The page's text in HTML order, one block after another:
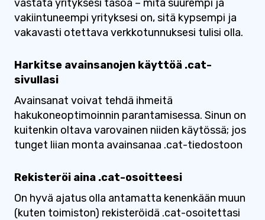
vastata yrityksesi tasoa – mitä suurempi ja
vakiintuneempi yrityksesi on, sitä kypsempi ja
vakavasti otettava verkkotunnuksesi tulisi olla.
Harkitse avainsanojen käyttöä .cat-
sivullasi
Avainsanat voivat tehdä ihmeitä
hakukoneoptimoinnin parantamisessa. Sinun on
kuitenkin oltava varovainen niiden käytössä; jos
tunget liian monta avainsanaa .cat-tiedostoon
Rekisteröi aina .cat-osoitteesi
On hyvä ajatus olla antamatta kenenkään muun
(kuten toimiston) rekisteröidä .cat-osoitettasi